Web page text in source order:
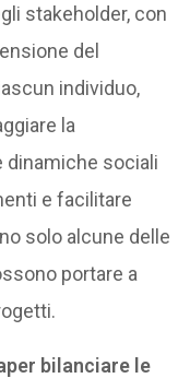
stakeholder, con
del
individuo,
la
dinamiche sociali
e facilitare
solo alcune delle
portare a
bilanciare le